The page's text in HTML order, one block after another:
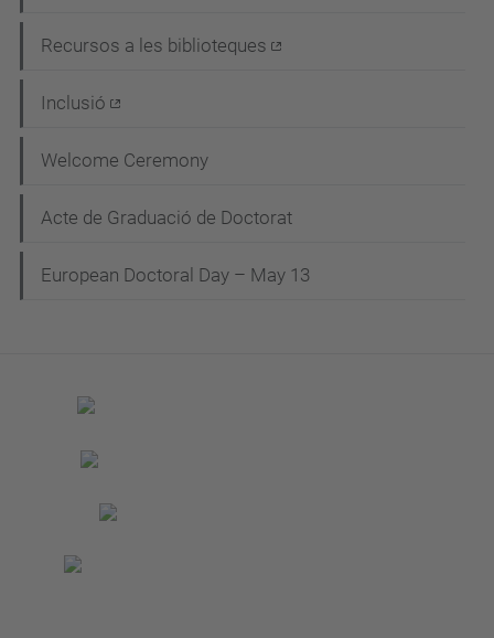
Recursos a les biblioteques
Inclusió
Welcome Ceremony
Acte de Graduació de Doctorat
European Doctoral Day – May 13